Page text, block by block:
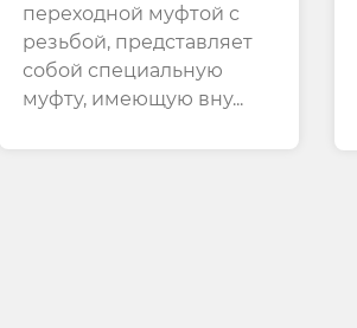
Две Секции Разного
Диаметра
переходной муфтой с
резьбой, представляет
собой специальную
муфту, имеющую вну...